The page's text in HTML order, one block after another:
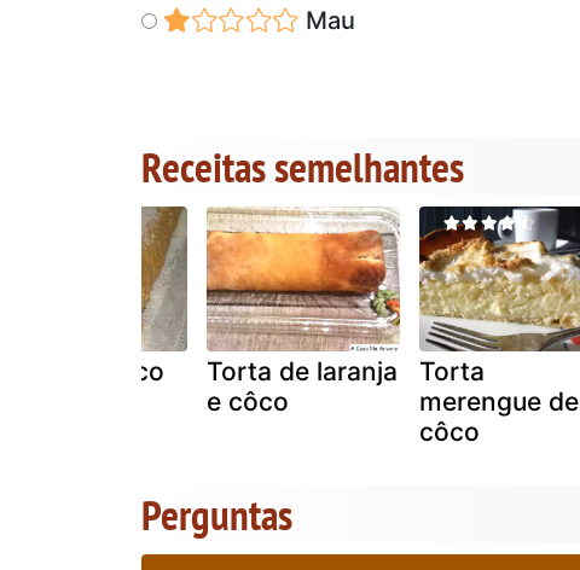
Mau
Receitas semelhantes
de côco
Torta de laranja
e côco
Torta
merengue de
côco
Perguntas